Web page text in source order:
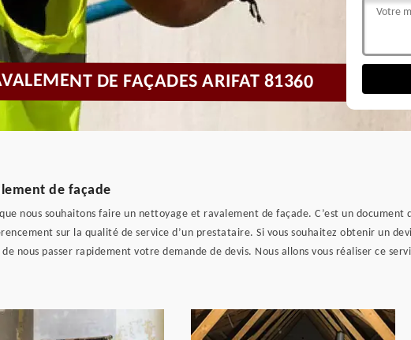
DE FAÇADES ARIFAT 81360
de façade
nous souhaitons faire un nettoyage et ravalement de façade. C’est un
sur la qualité de service d’un prestataire. Si vous souhaitez obtenir un
nous passer rapidement votre demande de devis. Nous allons vous réaliser ce